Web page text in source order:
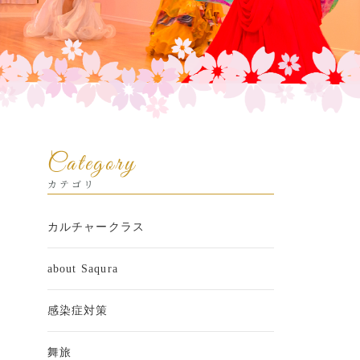
Category
カテゴリ
カルチャークラス
about Saqura
感染症対策
舞旅